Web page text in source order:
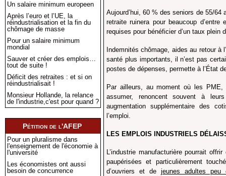
Un salaire minimum europeen
Après l’euro et l’UE, la
réindustrialisation et la fin du
chômage de masse
Pour un salaire minimum
mondial
Sauver et créer des emplois…
tout de suite !
Déficit des retraites : et si on
réindustrialisait !
Monsieur Hollande, la relance
de l'industrie,c'est pour quand ?
Pétition de l'AFEP
Pour un pluralisme dans
l'enseignement de l'économie à
l'université
Les économistes ont aussi
besoin de concurrence
Aujourd’hui, 60 % des seniors de 55/
retraite ruinera pour beaucoup
requises pour bénéficier d’un taux plein
Indemnités chômage, aides au retour
santé plus importants, il n’est pas
postes de dépenses, permette à l’État
Par ailleurs, au moment où les
assumer, renoncent souvent à
augmentation supplémentaire des
l’emploi.
LES EMPLOIS INDUSTRIELS
L’industrie manufacturière pourrait
paupérisées et particulièrement
d’ouvriers et de jeunes adultes peu